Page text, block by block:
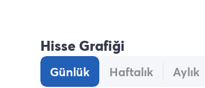
Hisse Grafiği
Günlük Haftalık Aylık